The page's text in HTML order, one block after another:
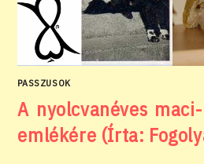
PASSZUSOK
A nyolcvanéves
emlékére (Írta: